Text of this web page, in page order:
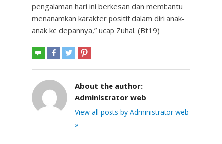
pengalaman hari ini berkesan dan membantu
menanamkan karakter positif dalam diri anak-
anak ke depannya,” ucap Zuhal. (Bt19)
About the author:
Administrator web
View all posts by Administrator web
»